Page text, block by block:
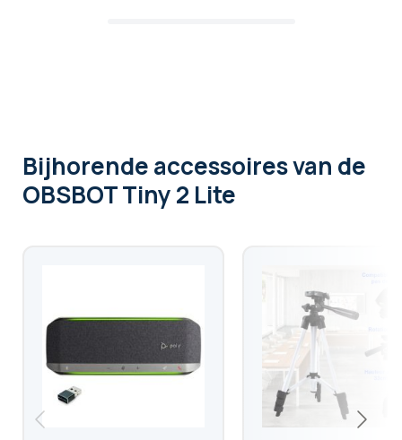
Bijhorende accessoiresvan de
OBSBOT Tiny 2 Lite